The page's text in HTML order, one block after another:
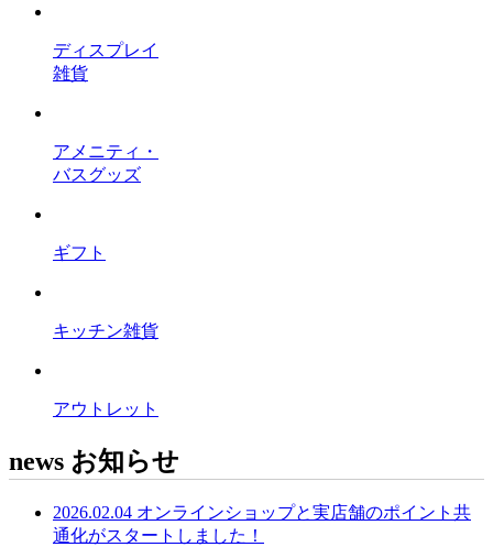
ディスプレイ
雑貨
アメニティ・
バスグッズ
ギフト
キッチン雑貨
アウトレット
news お知らせ
2026.02.04 オンラインショップと実店舗のポイント共
通化がスタートしました！